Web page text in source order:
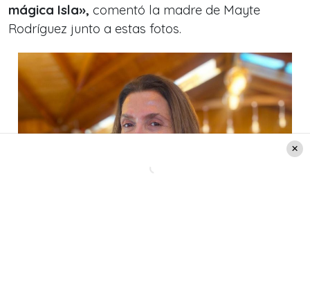
mágica Isla», comentó la madre de Mayte
Rodríguez junto a estas fotos.